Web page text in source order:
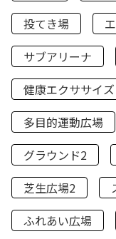
投てき場
サブアリーナ
健康エクササイ
多目的運動広場
グラウンド2
芝生広場2
ふれあい広場